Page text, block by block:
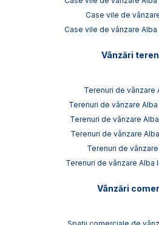
Case vile de
Case vile de vânzare Alba
Vânzări
Terenuri de vânzare
Terenuri de vânzare
Terenuri de vânzare
Terenuri de vânzare
Terenuri de
Terenuri de vânzare Alba
Vânzări